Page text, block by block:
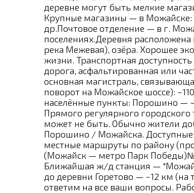
деревне могут быть мелкие
Крупные магазины — в Можайске:
др.Почтовое отделение — в г.
поселениях.Деревня
река Межевая), озёра. Хорошее
жизни. Транспортная
дорога, асфальтированная или
основная магистраль,
поворот на Можайское шоссе):
населённые пункты: Порошино —
Прямого регулярного
может не быть. Обычно жители
Порошино / Можайска. Доступные
местные маршруты по району
(Можайск — метро Парк
Ближайшая ж/д станция —
до деревни Горетово — ~12 км (на
ответим на все ваши вопросы.